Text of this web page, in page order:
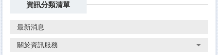
資訊分類清單
最新消息
關於資訊服務